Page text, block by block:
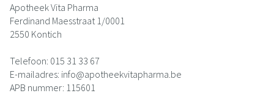
Apotheek Vita Pharma
Ferdinand Maesstraat 1/0001
2550 Kontich
Telefoon: 015 31 33 67
E-mailadres: info@apotheekvitapharma.be
APB nummer: 115601